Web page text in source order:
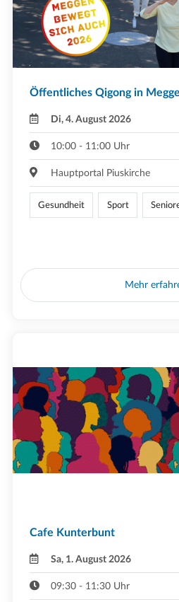
Öffentliches Qigong in
Di, 4. August 2026
10:00 - 11:00 Uhr
Hauptportal Piuskirche
Gesundheit Sport
Mehr
Cafe Kunterbunt
Sa, 1. August 2026
09:30 - 11:30 Uhr